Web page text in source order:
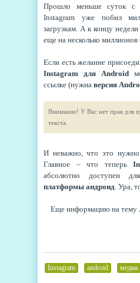
Прошло меньше суток с
Instagram уже побил
загрузкам. А к концу
еще на несколько
Если есть желание
Instagram для Android
ссылке (нужна версия
Внимание! У Вас нет прав для
текста.
И неважно, что это
Главное – что теперь
абсолютно доступен
платформы андроид. Ура,
Еще информацию на тему
Instagram android медиа